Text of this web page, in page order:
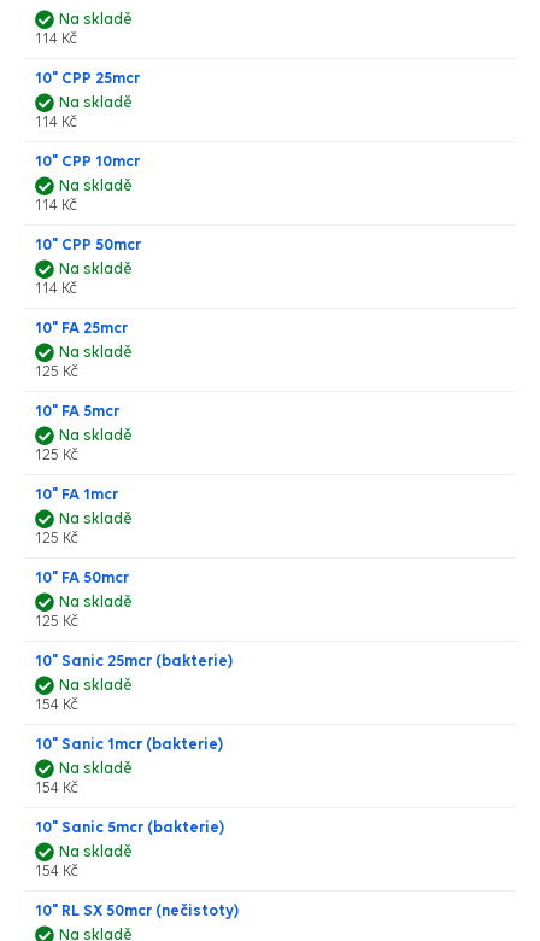
Na skladě
114 Kč
10" CPP 25mcr
Na skladě
114 Kč
10" CPP 10mcr
Na skladě
114 Kč
10" CPP 50mcr
Na skladě
114 Kč
10" FA 25mcr
Na skladě
125 Kč
10" FA 5mcr
Na skladě
125 Kč
10" FA 1mcr
Na skladě
125 Kč
10" FA 50mcr
Na skladě
125 Kč
10" Sanic 25mcr (bakterie)
Na skladě
154 Kč
10" Sanic 1mcr (bakterie)
Na skladě
154 Kč
10" Sanic 5mcr (bakterie)
Na skladě
154 Kč
10" RL SX 50mcr (nečistoty)
Na skladě